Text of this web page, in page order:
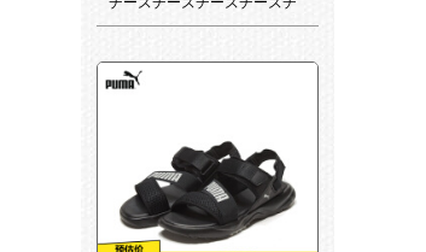
ーズ男女カーリング用スライ
ウドアビビ-チ標準白/標準黒
39(女性用)